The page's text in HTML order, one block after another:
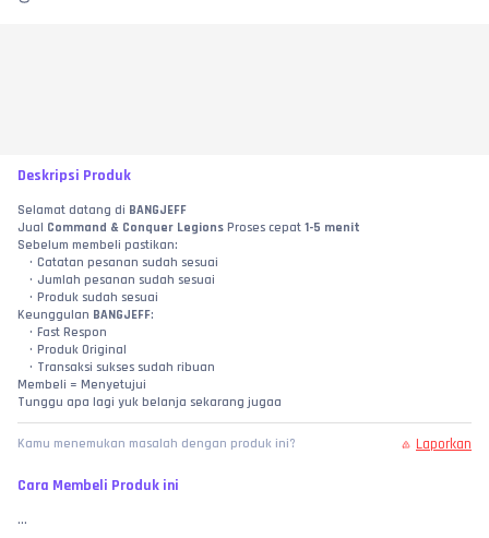
Deskripsi Produk
Selamat datang di BANGJEFF
Jual Command & Conquer Legions Proses cepat 1-5 menit
Sebelum membeli pastikan:
Catatan pesanan sudah sesuai
Jumlah pesanan sudah sesuai
Produk sudah sesuai
Keunggulan BANGJEFF:
Fast Respon
Produk Original
Transaksi sukses sudah ribuan
Membeli = Menyetujui
Tunggu apa lagi yuk belanja sekarang jugaa
Kamu menemukan masalah dengan produk ini? Laporkan
Cara Membeli Produk ini
...